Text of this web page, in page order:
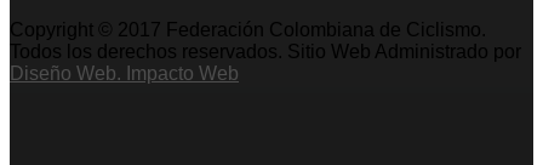
Copyright © 2017 Federación Colombiana de Ciclismo.
Todos los derechos reservados. Sitio Web Administrado por
Diseño Web. Impacto Web